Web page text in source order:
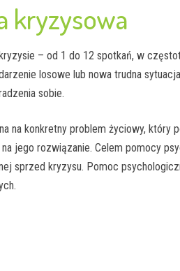
Psychoterapia indywidualna
Interwencja kryzysowa
Psycholog dziecięcy
kryzysowa
– od 1 do 12 spotkań, w
losowe lub nowa trudna
sobie.
na konkretny problem życiowy, który
jego rozwiązanie. Celem pomocy
sprzed kryzysu. Pomoc